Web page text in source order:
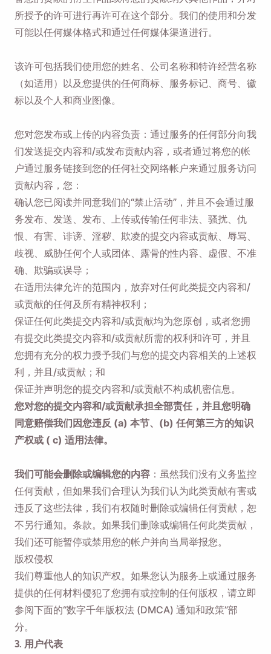
所授予的许可进行再许可在这个部分。我们的使用和分发
可能以任何媒体格式和通过任何媒体渠道进行。
该许可包括我们使用您的姓名、公司名称和特许经营名称
（如适用）以及您提供的任何商标、服务标记、商号、徽
标以及个人和商业图像。
您对您发布或上传的内容负责：通过服务的任何部分向我
们发送提交内容和/或发布贡献内容，或者通过将您的帐
户通过服务链接到您的任何社交网络帐户来通过服务访问
贡献内容，您：
确认您已阅读并同意我们的“禁止活动”，并且不会通过服
务发布、发送、发布、上传或传输任何非法、骚扰、仇
恨、有害、诽谤、淫秽、欺凌的提交内容或贡献、辱骂、
歧视、威胁任何个人或团体、露骨的性内容、虚假、不准
确、欺骗或误导；
在适用法律允许的范围内，放弃对任何此类提交内容和/
或贡献的任何及所有精神权利；
保证任何此类提交内容和/或贡献均为您原创，或者您拥
有提交此类提交内容和/或贡献所需的权利和许可，并且
您拥有充分的权力授予我们与您的提交内容相关的上述权
利，并且/或贡献；和
保证并声明您的提交内容和/或贡献不构成机密信息。
您对您的提交内容和/或贡献承担全部责任，并且您明确
同意赔偿我们因您违反 (a) 本节、(b) 任何第三方的知识
产权或 ( c) 适用法律。
我们可能会删除或编辑您的内容 ：虽然我们没有义务监控
任何贡献，但如果我们合理认为我们认为此类贡献有害或
违反了这些法律，我们有权随时删除或编辑任何贡献，恕
不另行通知。条款。如果我们删除或编辑任何此类贡献，
我们还可能暂停或禁用您的帐户并向当局举报您。
版权侵权
我们尊重他人的知识产权。如果您认为服务上或通过服务
提供的任何材料侵犯了您拥有或控制的任何版权，请立即
参阅下面的“数字千年版权法 (DMCA) 通知和政策”部
分。
3. 用户代表